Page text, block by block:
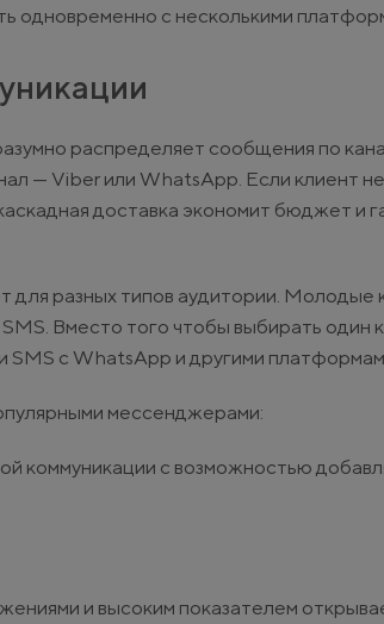
одновременно с несколькими
распределяет сообщения по
— Viber или WhatsApp. Если клиент не
доставка экономит бюджет и
разных типов аудитории. Молодые
Вместо того чтобы выбирать один
SMS с WhatsApp и другими
мессенджерами:
коммуникации с возможностью
и высоким показателем